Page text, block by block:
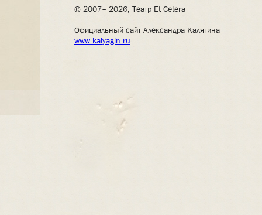
© 2007– 2026, Театр Et Cetera
Официальный сайт Александра Калягина
www.kalyagin.ru